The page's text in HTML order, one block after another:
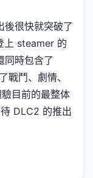
很快就突破了
上 steamer 的
同時包含了
戰鬥、劇情、
目前的最整体
DLC2 的推出